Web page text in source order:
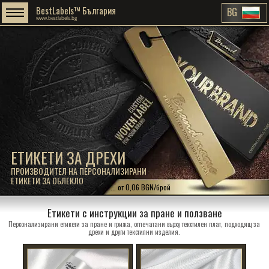
ЕТИКЕТИ ЗА ДРЕХИ
ПРОИЗВОДИТЕЛ НА ПЕРСОНАЛИЗИРАНИ
ЕТИКЕТИ ЗА ОБЛЕКЛО
BestLabels™ България
www.bestlabels.bg BG
... от 0,06 BGN/брой
Етикети с инструкции за пране и ползване
Персонализирани етикети за пране и грижа, отпечатани върху текстилен плат, подходящ за
дрехи и други текстилни изделия.